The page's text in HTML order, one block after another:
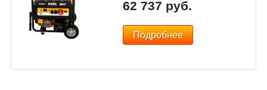
62 737 руб.
Подробнее